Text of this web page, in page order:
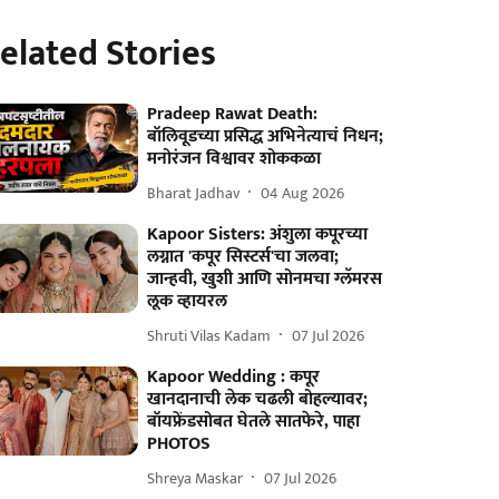
Stories
Pradeep Rawat Death:
बॉलिवूडच्या प्रसिद्ध अभिनेत्याचं निधन;
मनोरंजन विश्वावर शोककळा
Bharat Jadhav 04 Aug 2026
Kapoor Sisters: अंशुला कपूरच्या
लग्नात 'कपूर सिस्टर्स'चा जलवा;
जान्हवी, खुशी आणि सोनमचा ग्लॅमरस
लूक व्हायरल
Shruti Vilas Kadam 07 Jul 2026
Kapoor Wedding : कपूर
खानदानाची लेक चढली बोहल्यावर;
बॉयफ्रेंडसोबत घेतले सातफेरे, पाहा
PHOTOS
Shreya Maskar 07 Jul 2026